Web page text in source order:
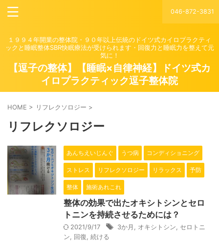
046-872-3831
１９９４年開業の整体院・９０年以上伝統のドイツ式カイロプラクティ
ックと睡眠整体SBR快眠療法が受けられます・回復力と睡眠力を整えて元
気に！
【逗子の整体】【睡眠×自律神経】ドイツ式カ
イロプラクティック逗子整体院
HOME > リフレクソロジー >
リフレクソロジー
あんちえいじんぐ うつ病 コンディショニング
ストレス リフレクソロジー リラックス 予防
整体 施術あれこれ
整体の効果で出たオキシトシンとセロ
トニンを持続させるためには？
2021/9/17 3か月 オキシトシン
セロトニ
ン
回復 続ける